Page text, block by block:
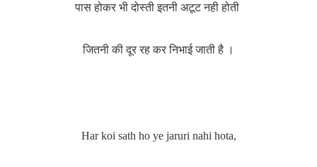
पास होकर भी दोस्ती इतनी अटूट नही होती
जितनी की दूर रह कर निभाई जाती है ।
Har koi sath ho ye jaruri nahi hota,